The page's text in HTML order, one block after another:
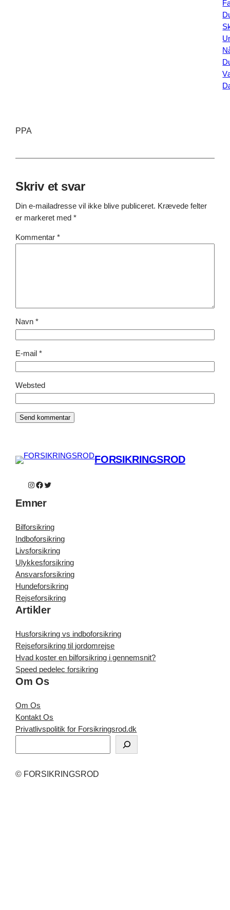
PPA
Skriv et svar
Din e-mailadresse vil ikke blive publiceret. Krævede felter
er markeret med*
Kommentar*
Navn*
E-mail*
Websted
FORSIKRINGSROD
Instagram Facebook Twitter
Emner
Bilforsikring
Indboforsikring
Livsforsikring
Ulykkesforsikring
Ansvarsforsikring
Hundeforsikring
Rejseforsikring
Artikler
Husforsikring vs indboforsikring
Rejseforsikring til jordomrejse
Hvad koster en bilforsikring i gennemsnit?
Speed pedelec forsikring
Om Os
Om Os
Kontakt Os
Privatlivspolitik for Forsikringsrod.dk
ø
© FORSIKRINGSROD